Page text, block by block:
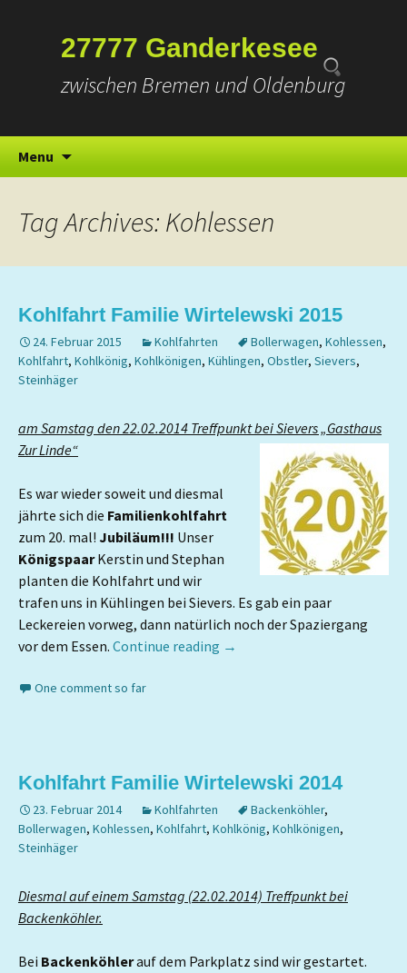
27777 Ganderkesee
zwischen Bremen und Oldenburg
Menu
nach:
Tag Archives: Kohlessen
Kohlfahrt Familie Wirtelewski 2015
24. Februar 2015 Kohlfahrten Bollerwagen, Kohlessen,
Kohlfahrt, Kohlkönig, Kohlkönigen, Kühlingen, Obstler, Sievers,
Steinhäger
am Samstag den 22.02.2014 Treffpunkt bei Sievers „Gasthaus
Zur Linde“
Es war wieder soweit und diesmal
jährte sich die Familienkohlfahrt
zum 20. mal! Jubiläum!!! Unser
KönigspaarKerstin und Stephan
planten die Kohlfahrt und wir
trafen uns in Kühlingen bei Sievers. Es gab ein paar
Leckereien vorweg, dann natürlich noch der Spaziergang
vor dem Essen. Continue reading →
One comment so far
Kohlfahrt Familie Wirtelewski 2014
23. Februar 2014 Kohlfahrten Backenköhler,
Bollerwagen, Kohlessen, Kohlfahrt, Kohlkönig, Kohlkönigen,
Steinhäger
Diesmal auf einem Samstag (22.02.2014) Treffpunkt bei
Backenköhler.
Bei Backenköhlerauf dem Parkplatz sind wir gestartet.